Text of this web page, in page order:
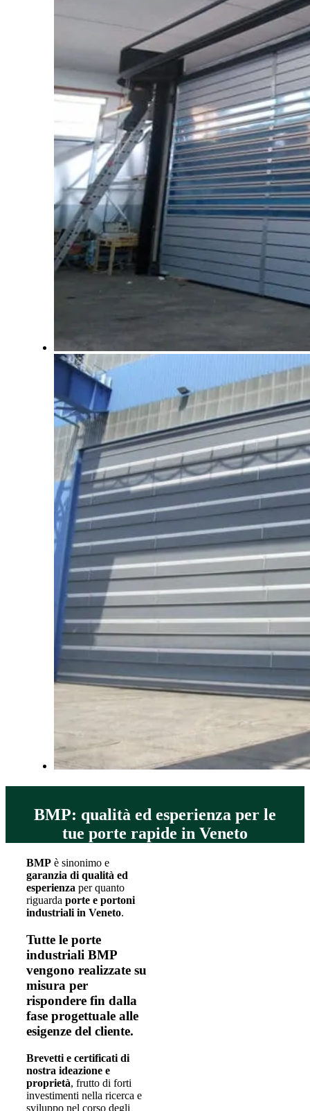
BMP: qualità ed esperienza per le
tue porte rapide in Veneto
BMP è sinonimo e
garanzia di qualità ed
esperienza per quanto
riguarda porte e portoni
industriali in Veneto.
Tutte le porte
industriali BMP
vengono realizzate su
misura per
rispondere fin dalla
fase progettuale alle
esigenze del cliente.
Brevetti e certificati di
nostra ideazione e
proprietà, frutto di forti
investimenti nella ricerca e
sviluppo nel corso degli